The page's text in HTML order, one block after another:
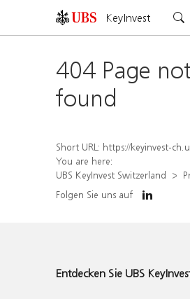
KeyInvest
404 Page not
found
Short URL: https://keyinvest-ch.ubs.com/produkt/
You are here:
UBS KeyInvest Switzerland
Folgen Sie uns auf
Entdecken Sie UBS